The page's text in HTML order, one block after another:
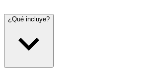
¿Qué incluye?